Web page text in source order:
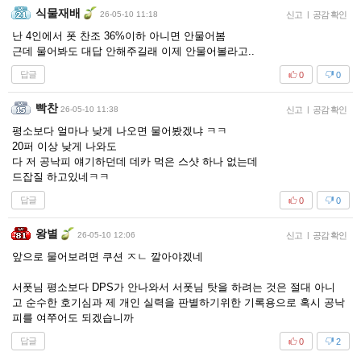
식물재배 26-05-10 11:18 신고 | 공감 확인
난 4인에서 폿 찬조 36%이하 아니면 안물어봄
근데 물어봐도 대답 안해주길래 이제 안물어볼라고..
답글 0
0
빡찬 26-05-10 11:38 신고 | 공감 확인
평소보다 얼마나 낮게 나오면 물어봤겠냐 ㅋㅋ
20퍼 이상 낮게 나와도
다 저 공낙피 얘기하던데 데카 먹은 스샷 하나 없는데
드잡질 하고있네ㅋㅋ
답글 0
0
왕별 26-05-10 12:06 신고 | 공감 확인
앞으로 물어보려면 쿠션 ㅈㄴ 깔아야겠네
서폿님 평소보다 DPS가 안나와서 서폿님 탓을 하려는 것은 절대 아니
고 순수한 호기심과 제 개인 실력을 판별하기위한 기록용으로 혹시 공낙
피를 여쭈어도 되겠습니까
답글 2
0